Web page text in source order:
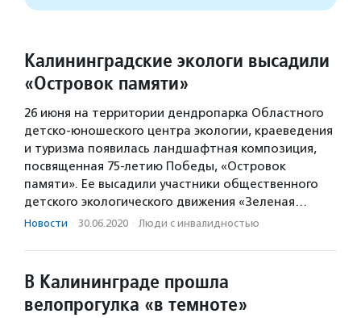
Калининградские экологи высадили
«Островок памяти»
26 июня на территории дендропарка Областного
детско-юношеского центра экологии, краеведения
и туризма появилась ландшафтная композиция,
посвященная 75-летию Победы, «Островок
памяти». Ее высадили участники общественного
детского экологического движения «Зеленая…
Новости · 30.06.2020 · Люди с инвалидностью
В Калининграде прошла
велопрогулка «в темноте»